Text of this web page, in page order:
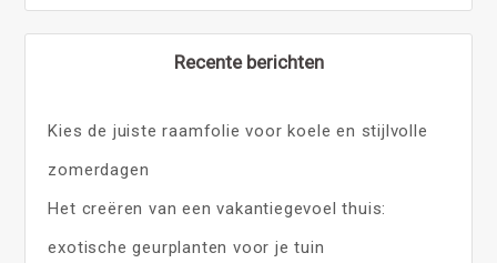
Recente berichten
Kies de juiste raamfolie voor koele en stijlvolle
zomerdagen
Het creëren van een vakantiegevoel thuis:
exotische geurplanten voor je tuin